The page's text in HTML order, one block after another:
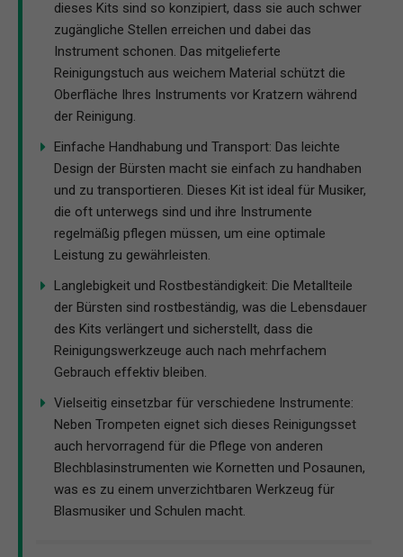
dieses Kits sind so konzipiert, dass sie auch schwer
zugängliche Stellen erreichen und dabei das
Instrument schonen. Das mitgelieferte
Reinigungstuch aus weichem Material schützt die
Oberfläche Ihres Instruments vor Kratzern während
der Reinigung.
Einfache Handhabung und Transport: Das leichte
Design der Bürsten macht sie einfach zu handhaben
und zu transportieren. Dieses Kit ist ideal für Musiker,
die oft unterwegs sind und ihre Instrumente
regelmäßig pflegen müssen, um eine optimale
Leistung zu gewährleisten.
Langlebigkeit und Rostbeständigkeit: Die Metallteile
der Bürsten sind rostbeständig, was die Lebensdauer
des Kits verlängert und sicherstellt, dass die
Reinigungswerkzeuge auch nach mehrfachem
Gebrauch effektiv bleiben.
Vielseitig einsetzbar für verschiedene Instrumente:
Neben Trompeten eignet sich dieses Reinigungsset
auch hervorragend für die Pflege von anderen
Blechblasinstrumenten wie Kornetten und Posaunen,
was es zu einem unverzichtbaren Werkzeug für
Blasmusiker und Schulen macht.